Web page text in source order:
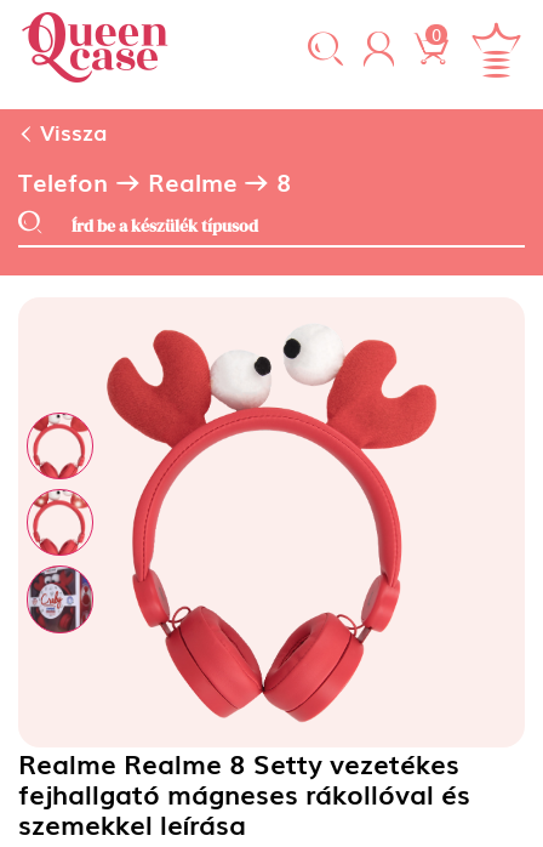
0
Vissza
Telefon Realme 8
Realme Realme 8 Setty vezetékes
fejhallgató mágneses rákollóval és
szemekkel leírása